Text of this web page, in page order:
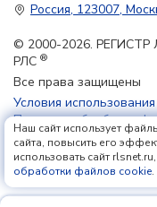
Россия, 123007,
© 2000-2026.
РЛС ®
Все права защищены
Условия использования
Политика обработки
Наш сайт использует
сайта, повысить его
использовать сайт
обработки файлов cookie.